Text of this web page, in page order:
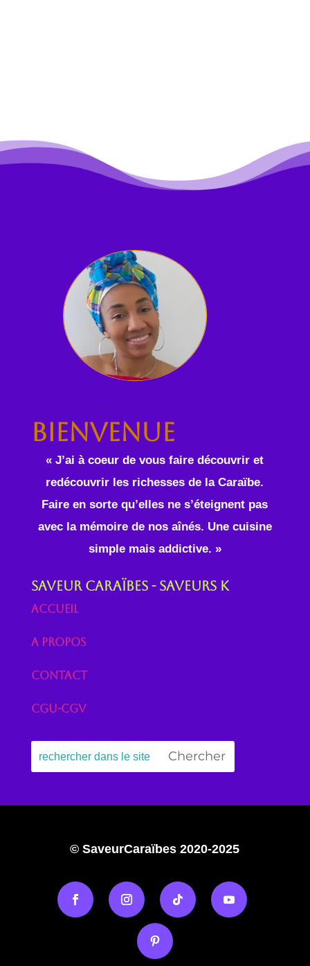
Bienvenue
« J’ai à coeur de vous faire découvrir et
redécouvrir les richesses de la Caraïbe.
Faire en sorte qu’elles ne s’éteignent pas
avec la mémoire de nos aînés. Une cuisine
simple mais addictive. »
Saveur Caraïbes - Saveurs K
Accueil
A propos
Contact
CGU-CGV
© SaveurCaraïbes 2020-2025